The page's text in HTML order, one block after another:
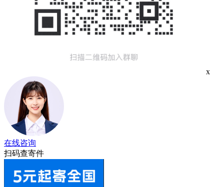
x
在线咨询
扫码查寄件